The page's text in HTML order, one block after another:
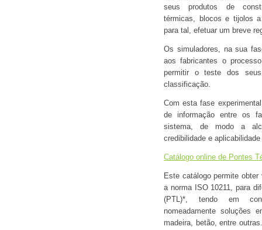
seus produtos de
térmicas, blocos e tijolos
para tal, efetuar um breve
Os simuladores, na sua
aos fabricantes o
permitir o teste dos
classificação.
Com esta fase
de informação entre os
sistema, de modo a
credibilidade e
Catálogo online de Pontes
Este catálogo permite
a norma ISO 10211, para
(PTL)*, tendo em
nomeadamente soluções
madeira, betão, entre